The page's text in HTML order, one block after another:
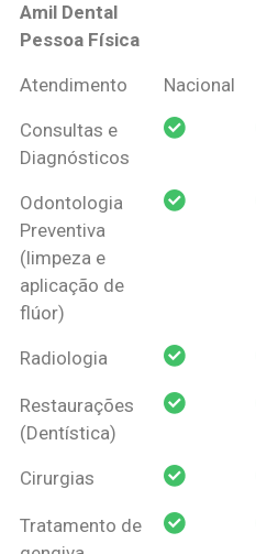
Amil Dental
Pessoa Física
Coberturas
Pessoa Física
Nacional
Atendimento Nacional
Consultas e
Diagnósticos
Odontologia
Preventiva
(limpeza e
aplicação de
flúor)
Radiologia
Restaurações
(Dentística)
Cirurgias
Tratamento de